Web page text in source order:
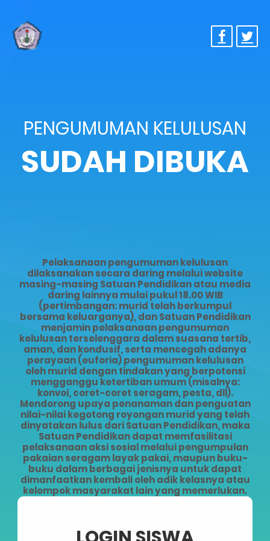
PENGUMUMAN KELULUSAN
SUDAH DIBUKA
Pelaksanaan pengumuman kelulusan
dilaksanakan secara daring melalui website
masing-masing Satuan Pendidikan atau media
daring lainnya mulai pukul 18.00 WIB
(pertimbangan: murid telah berkumpul
bersama keluarganya), dan Satuan Pendidikan
menjamin pelaksanaan pengumuman
kelulusan terselenggara dalam suasana tertib,
aman, dan kondusif, serta mencegah adanya
perayaan (euforia) pengumuman kelulusan
oleh murid dengan tindakan yang berpotensi
mengganggu ketertiban umum (misalnya:
konvoi, coret-coret seragam, pesta, dll).
Mendorong upaya penanaman dan penguatan
nilai-nilai kegotong royongan murid yang telah
dinyatakan lulus dari Satuan Pendidikan, maka
Satuan Pendidikan dapat memfasilitasi
pelaksanaan aksi sosial melalui pengumpulan
pakaian seragam layak pakai, maupun buku-
buku dalam berbagai jenisnya untuk dapat
dimanfaatkan kembali oleh adik kelasnya atau
kelompok masyarakat lain yang memerlukan.